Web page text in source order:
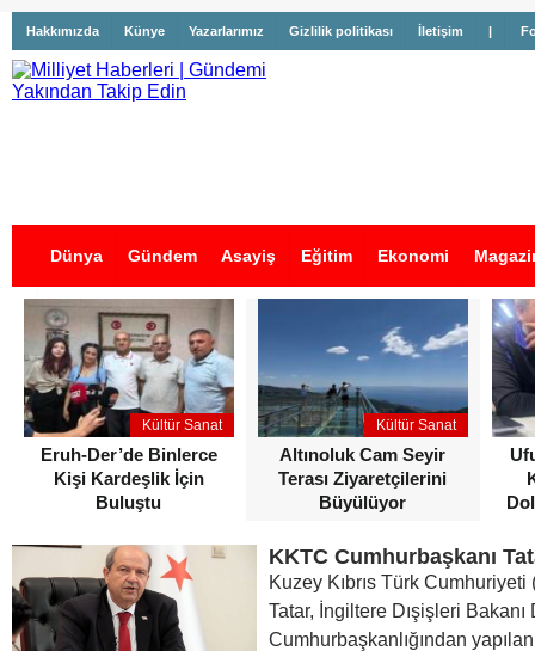
Hakkımızda Künye Yazarlarımız Gizlilik politikası İletişim |
Dünya Gündem Asayiş Eğitim Ekonomi
İş İlanları
Kültür Sanat
Eruh-Der’de Binlerce
Kişi Kardeşlik İçin
Buluştu
Kültür Sanat
Altınoluk Cam Seyir
Terası Ziyaretçilerini
Büyülüyor
Kuzey Kıbrıs Türk
Tatar, İngiltere Dışişleri
Cumhurbaşkanlığından